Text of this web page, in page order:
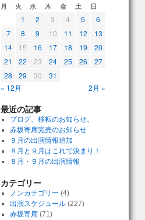
月 火 水 木 金 土 日
1 2 3 4 5
6
7
8 9 10 11 12
13
14
15 16 17 18 19
20
21
22 23 24 25 26
27
28
29 30
31
« 12月
2月 »
最近の記事
ブログ、移転のお知らせ。
赤坂寄席完売のお知らせ
９月の出演情報追加
８月と９月はこれで決まり！
８月・９月の出演情報
カテゴリー
ノンカテゴリー (4)
出演スケジュール(227)
赤坂寄席(71)